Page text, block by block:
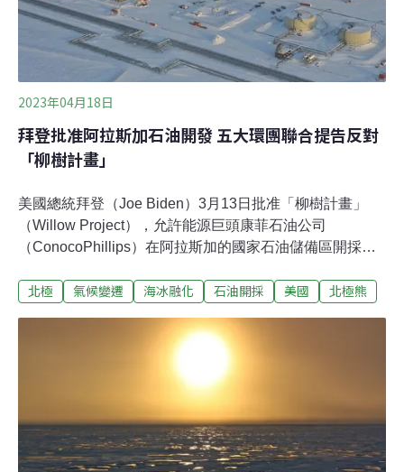
削減造成暖化的污染，北極海冰仍將於2050年代夏季不復
存在。閔勝基稱：「北極海主要在冬季開始大面積結冰、
於夏季逐漸消融，每年9月通常是北極冰含
2023年04月18日
拜登批准阿拉斯加石油開發 五大環團聯合提告反對
「柳樹計畫」
美國總統拜登（Joe Biden）3月13日批准「柳樹計畫」
（Willow Project），允許能源巨頭康菲石油公司
（ConocoPhillips）在阿拉斯加的國家石油儲備區開採石
分考量對氣候的衝擊，決定聯合提告。此外，阿拉斯加在
團分別是美國非營利組織生物多樣性中心（Center for
Biological Diversity）、野生物保護者（ Defenders of
Wildlife）、地球之友（Friends of the Earth）、美國綠色
和平組織（Greenpeace USA）和自然資源保護協會
（Natural Resources Defense Council）。他們表示，這
項石油開採計畫會在未來30年產出約2.6億公噸的碳排，相
當於70座燃煤電廠一年排出的二氧化碳。原告
北極 氣候變遷 海冰融化 石油開採 美國 北極熊